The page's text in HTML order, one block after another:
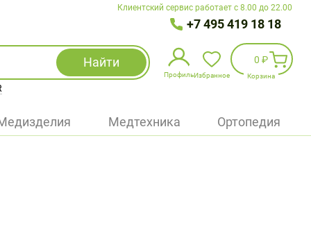
Клиентский сервис работает с 8.00 до 22.00
+7 495 419 18 18
Найти
Профиль
Избранное
Войти
Избранное
0 ₽
Корзина
Медтехника Ортопедия